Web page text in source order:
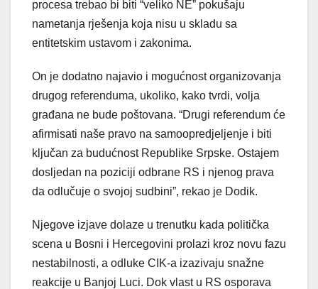
procesa trebao bi biti “veliko NE” pokušaju
nametanja rješenja koja nisu u skladu sa
entitetskim ustavom i zakonima.
On je dodatno najavio i mogućnost organizovanja
drugog referenduma, ukoliko, kako tvrdi, volja
građana ne bude poštovana. “Drugi referendum će
afirmisati naše pravo na samoopredjeljenje i biti
ključan za budućnost Republike Srpske. Ostajem
dosljedan na poziciji odbrane RS i njenog prava
da odlučuje o svojoj sudbini”, rekao je Dodik.
Njegove izjave dolaze u trenutku kada politička
scena u Bosni i Hercegovini prolazi kroz novu fazu
nestabilnosti, a odluke CIK-a izazivaju snažne
reakcije u Banjoj Luci. Dok vlast u RS osporava